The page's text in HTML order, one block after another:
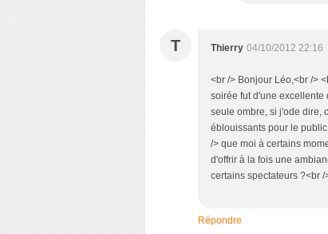
T Thierry 04/10/2012 22:16
<br /> Bonjour Léo,<br />
soirée fut d'une excellente
seule ombre, si j'ode dire,
éblouissants pour le
/> que moi à certains
d'offrir à la fois une
certains spectateurs ?<br
Répondre